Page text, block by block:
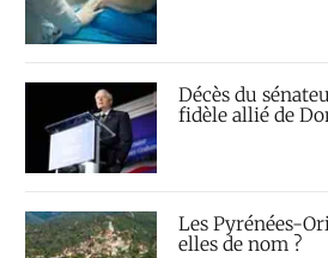
Décès du
fidèle allié de
Les Pyrénées-
elles de nom ?